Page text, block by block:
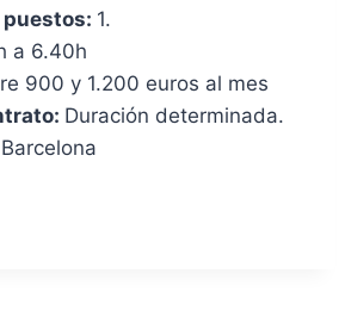
puestos: 1.
a 6.40h
900 y 1.200 euros al mes
Duración determinada.